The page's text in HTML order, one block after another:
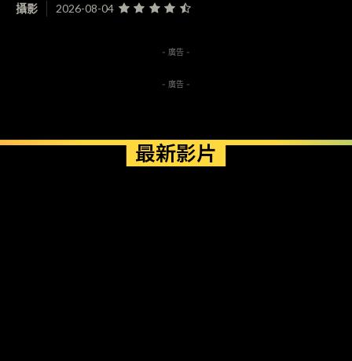
攝影 2026-08-04
- 廣告 -
- 廣告 -
最新影片